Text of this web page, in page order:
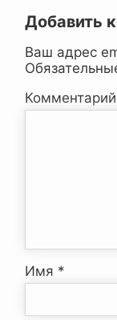
Добавить
Ваш адрес
Комментарий
Имя *